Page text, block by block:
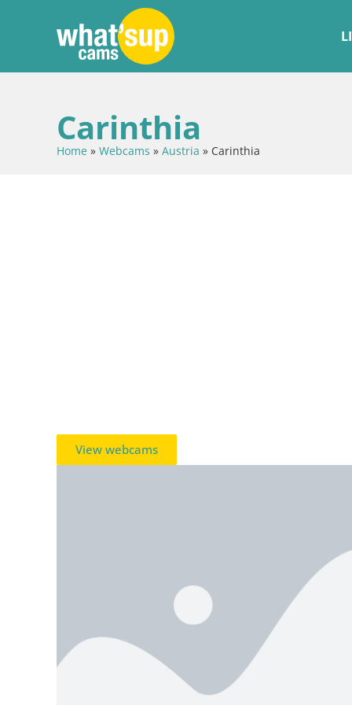
Carinthia
Home » Webcams » Austria » Carinthia
View webcams